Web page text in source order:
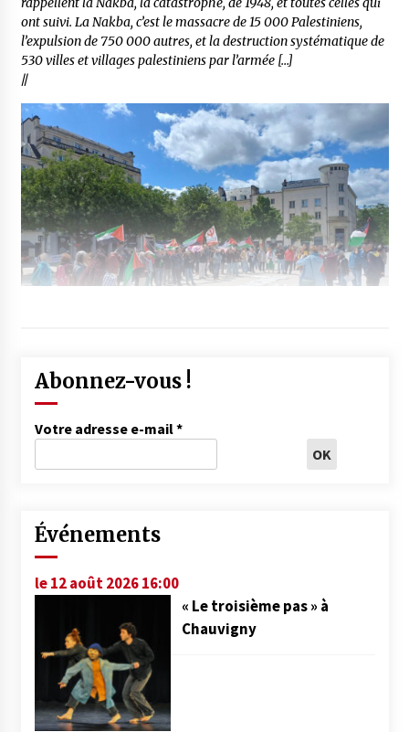
ont suivi. La Nakba, c’est le massacre de 15 000 Palestiniens,
l’expulsion de 750 000 autres, et la destruction systématique de
530 villes et villages palestiniens par l’armée […]
//
Abonnez-vous !
Votre adresse e-mail*
Événements
le 12 août 2026 16:00
« Le troisième pas » à
Chauvigny